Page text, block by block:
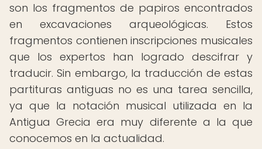
son los fragmentos de papiros encontrados
en excavaciones arqueológicas. Estos
fragmentos contienen inscripciones musicales
que los expertos han logrado descifrar y
traducir. Sin embargo, la traducción de estas
partituras antiguas no es una tarea sencilla,
ya que la notación musical utilizada en la
Antigua Grecia era muy diferente a la que
conocemos en la actualidad.